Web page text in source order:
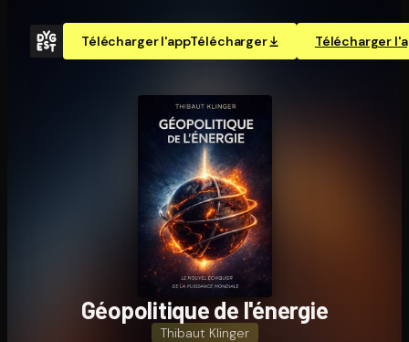
Télécharger l'appTélécharger Télécharger
Géo­po­li­tique de l'énergie
Thibaut Klinger